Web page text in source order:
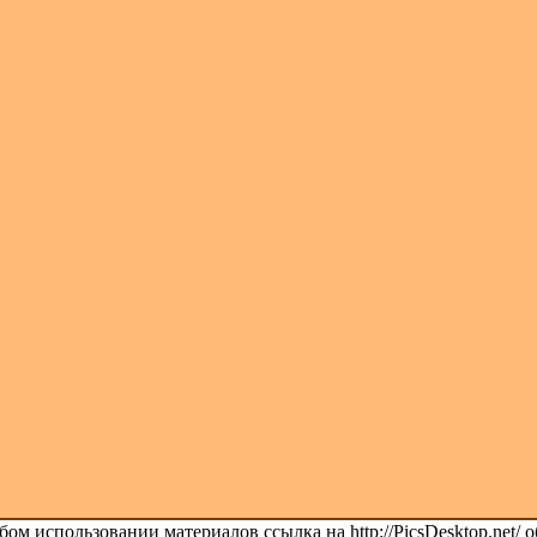
использовании материалов ссылка на http://PicsDesktop.net/